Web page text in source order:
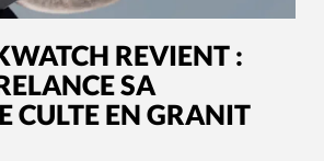
REVIENT :
SA
CULTE EN GRANIT